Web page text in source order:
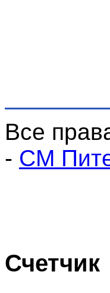
Все
- СМ
Счетчик